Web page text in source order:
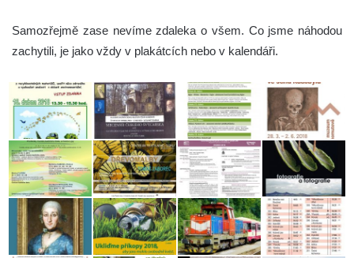
Samozřejmě zase nevíme zdaleka o všem. Co jsme náhodou
zachytili, je jako vždy v plakátcích nebo v kalendáři.